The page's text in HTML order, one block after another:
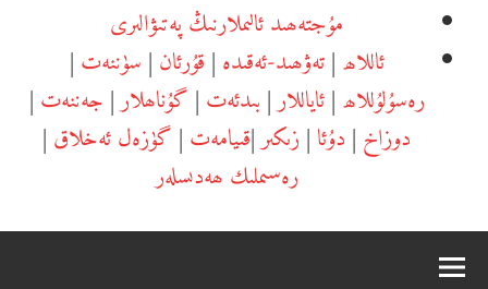
مۇجتەھىد ئالىملارنىڭ پەتىۋالىرى
ئاللاھ|تەۋھىد-ئەقىدە|قۇرئان|سۈننەت|
رەسۇلۇللاھ|ئاياللار|بىدئەت|گۇناھلار|جەننەت|
دوزاخ|دۇئا|زىكىر|قىيامەت|گۈزەل ئەخلاق|
رەسىملىك ھەدىسلەر